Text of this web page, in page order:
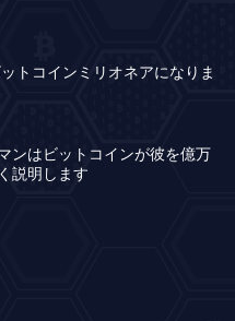
トコインミリオネアになりま
ンはビットコインが彼を億万
説明します